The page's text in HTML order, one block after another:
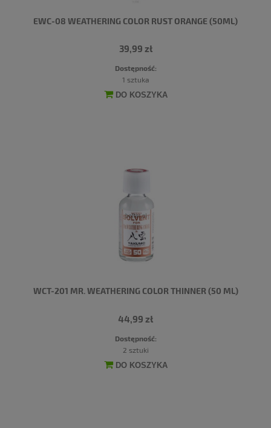
EWC-08 WEATHERING COLOR RUST ORANGE (50ML)
39,99 zł
Dostępność:
1 sztuka
DO KOSZYKA
WCT-201 MR. WEATHERING COLOR THINNER (50 ML)
44,99 zł
Dostępność:
2 sztuki
DO KOSZYKA